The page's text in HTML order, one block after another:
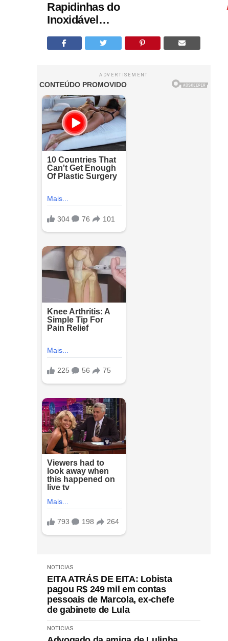
Rapidinhas do
Inoxidável…
ADVERTISEMENT
NOTICIAS
EITA ATRÁS DE EITA: Lobista
pagou R$ 249 mil em contas
pessoais de Marcola, ex-chefe
de gabinete de Lula
NOTICIAS